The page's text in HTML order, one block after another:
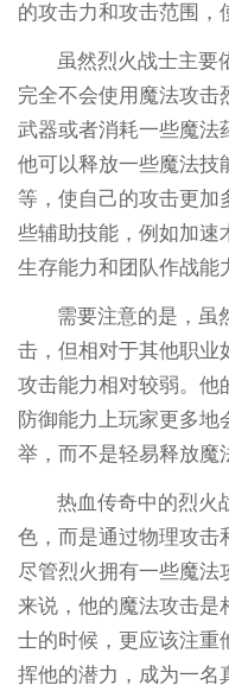
的攻击力和攻击范围，
虽然烈火战士主要
完全不会使用魔法攻击
武器或者消耗一些魔法
他可以释放一些魔法技
等，使自己的攻击更加
些辅助技能，例如加速
生存能力和团队作战能
需要注意的是，虽
击，但相对于其他职业
攻击能力相对较弱。他
防御能力上玩家更多
举，而不是轻易释放魔
热血传奇中的烈火
色，而是通过物理攻击
尽管烈火拥有一些魔法
来说，他的魔法攻击是
士的时候，更应该注重
挥他的潜力，成为一名